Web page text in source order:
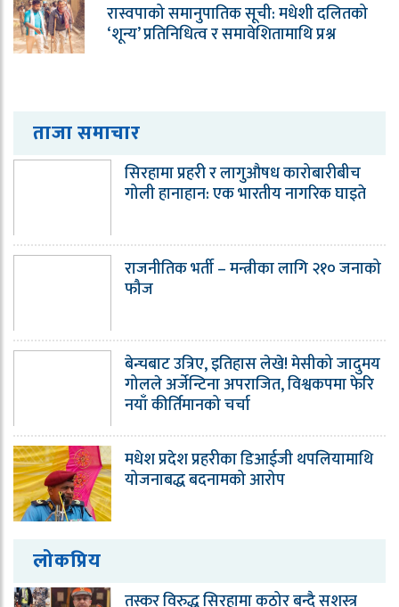
रास्वपाको समानुपातिक सूची: मधेशी दलितको
‘शून्य’ प्रतिनिधित्व र समावेशितामाथि प्रश्न
ताजा समाचार
सिरहामा प्रहरी र लागुऔषध कारोबारीबीच
गोली हानाहान: एक भारतीय नागरिक घाइते
राजनीतिक भर्ती – मन्त्रीका लागि २१० जनाको
फौज
बेन्चबाट उत्रिए, इतिहास लेखे! मेसीको जादुमय
गोलले अर्जेन्टिना अपराजित, विश्वकपमा फेरि
नयाँ कीर्तिमानको चर्चा
मधेश प्रदेश प्रहरीका डिआईजी थपलियामाथि
योजनाबद्ध बदनामको आरोप
लोकप्रिय